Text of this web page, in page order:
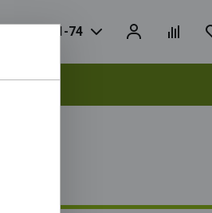
728-81-74